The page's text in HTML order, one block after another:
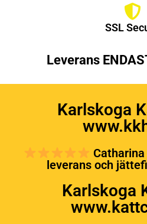
SSL
Leverans
Karlskoga
leverans och
Karlskoga